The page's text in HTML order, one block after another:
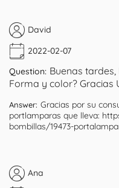
David
2022-02-07
Question: Buenas
Forma y color? Gracias
Answer: Gracias por su
portlamparas que lleva:
bombillas/19473-
Ana